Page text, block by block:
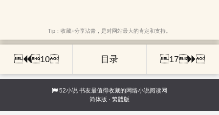
Tip：收藏+分享沾青，是对网站最大的肯定和支持。
 10 目录 17 
52小说 书友最值得收藏的网络小说阅读网
简体版 · 繁體版